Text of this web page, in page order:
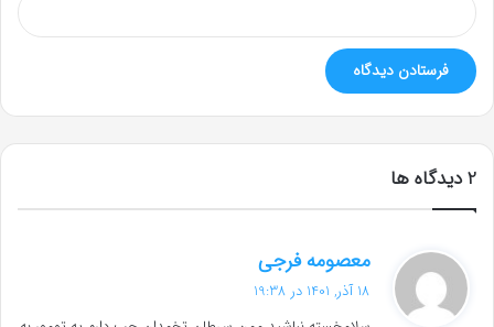
‫2 دیدگاه ها
معصومه فرجی
ف
18 آذر, 1401 در 19:38